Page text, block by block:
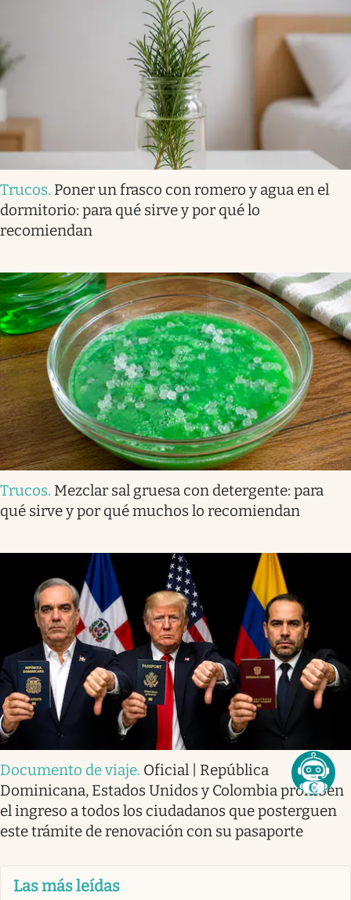
Trucos. Poner un frasco con romero y agua en el
dormitorio: para qué sirve y por qué lo
recomiendan
Trucos. Mezclar sal gruesa con detergente: para
qué sirve y por qué muchos lo recomiendan
Documento de viaje. Oficial | República
Dominicana, Estados Unidos y Colombia prohíben
el ingreso a todos los ciudadanos que posterguen
este trámite de renovación con su pasaporte
Las más leídas